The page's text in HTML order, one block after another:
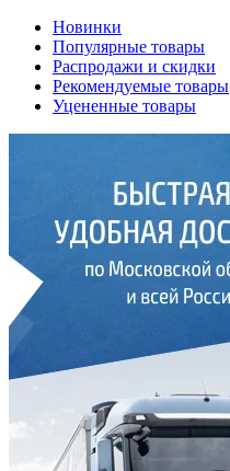
Новинки
Популярные товары
Распродажи и скидки
Рекомендуемые товары
Уцененные товары